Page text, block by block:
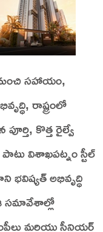
నుంచి సహాయం,
రాష్ట్రంలో
కొత్త రైల్వే
పాటు విశాఖపట్నం స్టీల్
భవిష్యత్ అభివృద్ధి
సమావేశాల్లో
మరియు సీనియర్